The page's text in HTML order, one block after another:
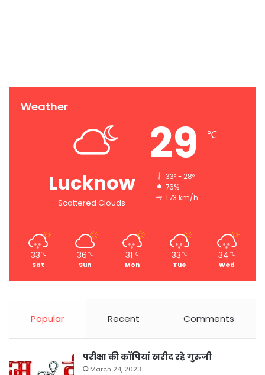
Weather
Lucknow
Scattered Clouds
29 ℃
33º - 28º
76%
1.73 km/h
33 ℃
Sat
36 ℃
Sun
31℃
Mon
33 ℃
Tue
34 ℃
Wed
Popular Recent Comments
परीक्षा की कॉपियां खरीद रहे गुरुजी
March 24, 2023